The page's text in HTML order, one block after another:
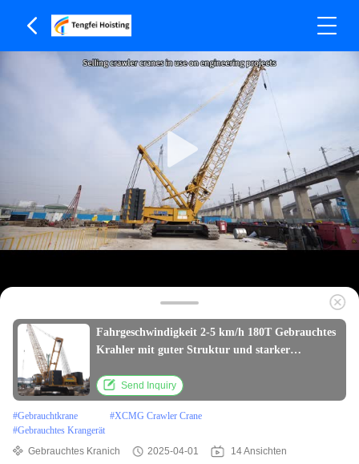
Fahrgeschwindigkeit 2-5 km/h 180T Gebrauchtes
Krahler mit guter Struktur und starker
Send Inquiry
#Gebrauchtkrane #XCMG Crawler Crane
#Gebrauchtes Krangerät
Gebrauchtes Kranich
2025-04-01 14 Ansichten